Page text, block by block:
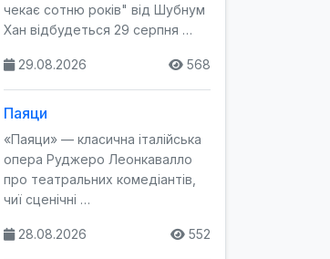
чекає сотню років" від Шубнум
Хан відбудеться 29 серпня …
29.08.2026 568
Паяци
«Паяци» — класична італійська
опера Руджеро Леонкавалло
про театральних комедіантів,
чиї сценічні …
28.08.2026 552